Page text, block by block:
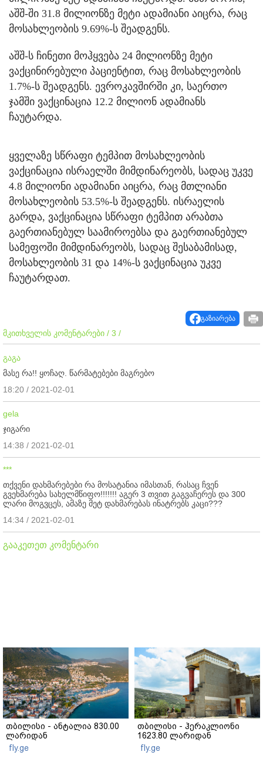
აშშ-ში 31.8 მილიონზე მეტი ადამიანი აიცრა, რაც
მოსახლეობის 9.69%-ს შეადგენს.
აშშ-ს ჩინეთი მოჰყვება 24 მილიონზე მეტი
ვაქცინირებული პაციენტით, რაც მოსახლეობის
1.7%-ს შეადგენს. ევროკავშირში კი, საერთო
ჯამში ვაქცინაცია 12.2 მილიონ ადამიანს
ჩაუტარდა.
ყველაზე სწრაფი ტემპით მოსახლეობის
ვაქცინაცია ისრაელში მიმდინარეობს, სადაც უკვე
4.8 მილიონი ადამიანი აიცრა, რაც მთლიანი
მოსახლეობის 53.5%-ს შეადგენს. ისრაელის
გარდა, ვაქცინაცია სწრაფი ტემპით არაბთა
გაერთიანებულ საამიროებსა და გაერთიანებულ
სამეფოში მიმდინარეობს, სადაც შესაბამისად,
მოსახლეობის 31 და 14%-ს ვაქცინაცია უკვე
ჩაუტარდათ.
გაზიარება
მკითხველის კომენტარები / 3 /
გაგა
მასე რა!! ყოჩაღ. წარმატებები მაგრებო
18:20 / 2021-02-01
gela
ჯიგარი
14:38 / 2021-02-01
***
თქვენი დახმარებები რა მოსატანია იმასთან, რასაც ჩვენ
გვეხმარება სახელმწიფო!!!!!!! აგერ 3 თვით გაგვაჩერეს და 300
ლარი მოგვცეს, ამაზე მეტ დახმარებას ინატრებს კაცი???
14:34 / 2021-02-01
გააკეთეთ კომენტარი
თბილისი - ანტალია 830.00
ლარიდან
fly.ge
თბილისი - ჰერაკლიონი
1623.80 ლარიდან
fly.ge